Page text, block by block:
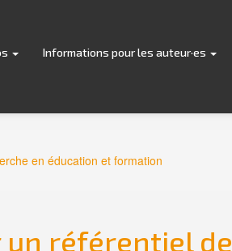
Informations pour les auteur·es
en éducation et formation
un référentiel de